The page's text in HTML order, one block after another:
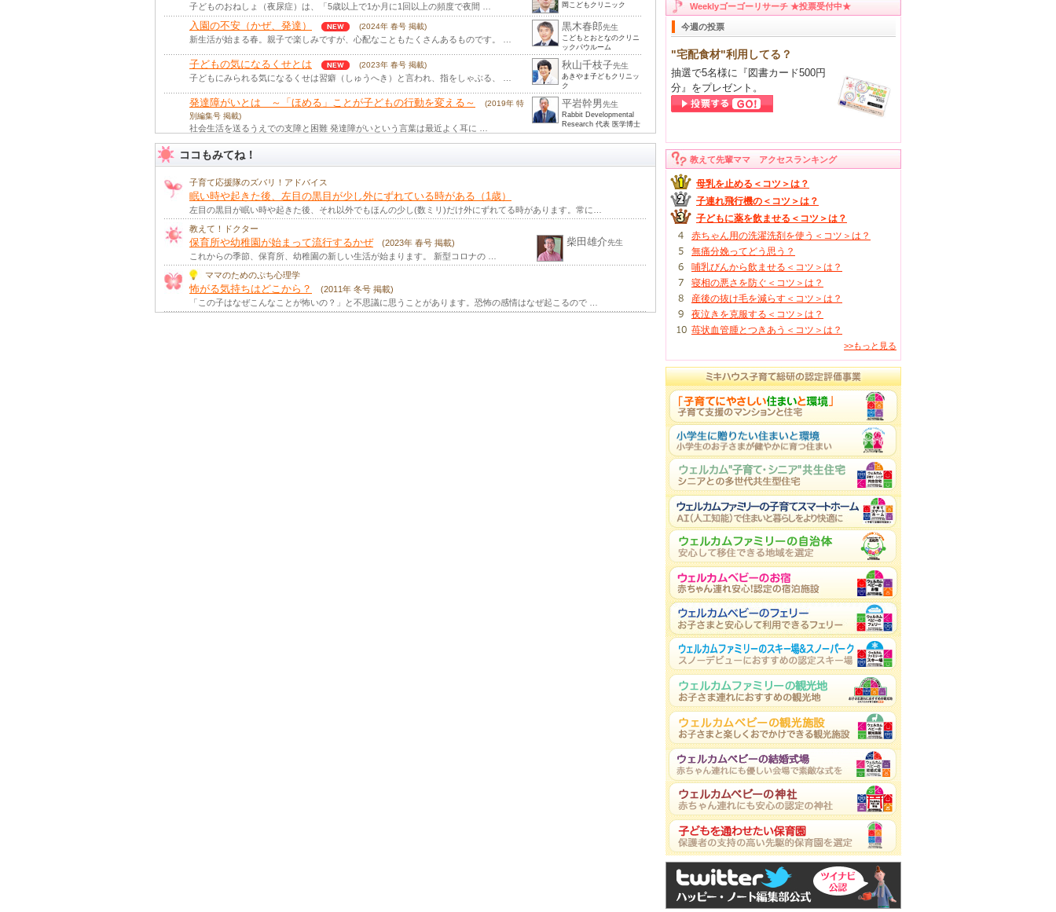
岡こどもクリニック
子どものおねしょ（夜尿症）は、「5歳以上で1か月に1回以上の頻度で夜間 …
黒木春郎先生
こどもとおとなのクリニ
ックパウルーム
入園の不安（かぜ、発達） (2024年 春号 掲載)
新生活が始まる春。親子で楽しみですが、心配なこともたくさんあるものです。 …
秋山千枝子先生
あきやま子どもクリニッ
ク
子どもの気になるくせとは (2023年 春号 掲載)
子どもにみられる気になるくせは習癖（しゅうへき）と言われ、指をしゃぶる、 …
平岩幹男先生
Rabbit Developmental
Research 代表 医学博士
発達障がいとは ～「ほめる」ことが子どもの行動を変える～
(2019年 特
別編集号 掲載)
社会生活を送るうえでの支障と困難 発達障がいという言葉は最近よく耳に …
西村龍夫
発達しょうがいって？
最近、よく「発達しょうがい」って言葉を聞きます。発達しょうがいって障害の …
知ってる？ 場面緘（かん）黙
場面緘黙とは ことばの遅れもなく、家の中ではよくおしゃべりするのに、保 …
秋山千枝子
ク
子どもの気になるくせとは (2011年 夏号 掲載)
子どもにみられる気になるくせは習癖と言われ、指をしゃぶる、爪をかむ、ま …
あきやま子どもクリニッ
発達障がい (2010年 春号 掲載)
「発達障がい」という言葉を見聞きしたことのある方は最近増えていると思い …
く）先生
（軽度）発達障害 (2008年 春号 掲載)
最近、私たちの小児の発達・神経を専門とする外来には、運動発達は気にしてい …
ココもみてね！
子育て応援隊のズバリ！アドバイス
眠い時や起きた後、左目の黒目が少し外にずれている時がある（1歳）
左目の黒目が眠い時や起きた後、それ以外でもほんの少し(数ミリ)だけ外にずれてる時があります。常に…
教えて！ドクター
保育所や幼稚園が始まって流行するかぜ
(2023年 春号 掲載)
これからの季節、保育所、幼稚園の新しい生活が始まります。 新型コロナの …
柴田雄介先生
ママのためのぷち心理学
怖がる気持ちはどこから？
(2011年 冬号 掲載)
「この子はなぜこんなことが怖いの？」と不思議に思うことがあります。恐怖の感情はなぜ起こるので …
Weeklyゴーゴーリサーチ ★投票受付中★
今週の投票
"宅配食材"利用してる？
抽選で5名様に『図書カード500円
分』をプレゼント。
教えて先輩ママ アクセスランキング
母乳を止める＜コツ＞は？
子連れ飛行機の＜コツ＞は？
子どもに薬を飲ませる＜コツ＞は？
赤ちゃん用の洗濯洗剤を使う＜コツ＞は？
無痛分娩ってどう思う？
哺乳びんから飲ませる＜コツ＞は？
寝相の悪さを防ぐ＜コツ＞は？
産後の抜け毛を減らす＜コツ＞は？
夜泣きを克服する＜コツ＞は？
苺状血管腫とつきあう＜コツ＞は？
>>もっと見る